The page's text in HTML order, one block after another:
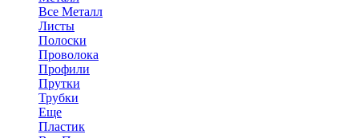
Все Металл
Листы
Полоски
Проволока
Профили
Прутки
Трубки
Еще
Пластик